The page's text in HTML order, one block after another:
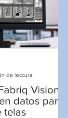
datos para
telas
de lectura